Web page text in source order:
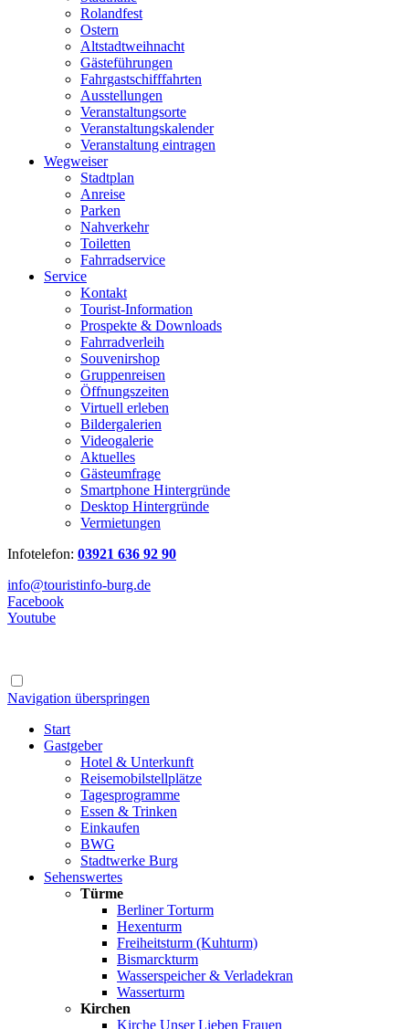
Rolandfest
Ostern
Altstadtweihnacht
Gästeführungen
Fahrgastschifffahrten
Ausstellungen
Veranstaltungsorte
Veranstaltungskalender
Veranstaltung eintragen
Wegweiser
Stadtplan
Anreise
Parken
Nahverkehr
Toiletten
Fahrradservice
Service
Kontakt
Tourist-Information
Prospekte & Downloads
Fahrradverleih
Souvenirshop
Gruppenreisen
Öffnungszeiten
Virtuell erleben
Bildergalerien
Videogalerie
Aktuelles
Gästeumfrage
Smartphone Hintergründe
Desktop Hintergründe
Vermietungen
Infotelefon: 03921 636 92 90
info@touristinfo-burg.de
Facebook
Youtube
Navigation überspringen
Start
Gastgeber
Hotel & Unterkunft
Reisemobilstellplätze
Tagesprogramme
Essen & Trinken
Einkaufen
BWG
Stadtwerke Burg
Sehenswertes
Türme
Berliner Torturm
Hexenturm
Freiheitsturm (Kuhturm)
Bismarckturm
Wasserspeicher & Verladekran
Wasserturm
Kirchen
Kirche Unser Lieben Frauen